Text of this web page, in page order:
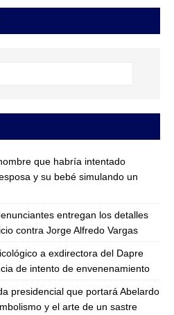
que habría intentado
y su bebé simulando un
entregan los detalles
contra Jorge Alfredo Vargas
a exdirectora del Dapre
de intento de envenenamiento
presidencial que portará Abelardo
y el arte de un sastre